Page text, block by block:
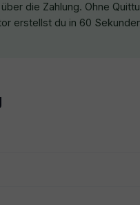
die Zahlung. Ohne
erstellst du in 60